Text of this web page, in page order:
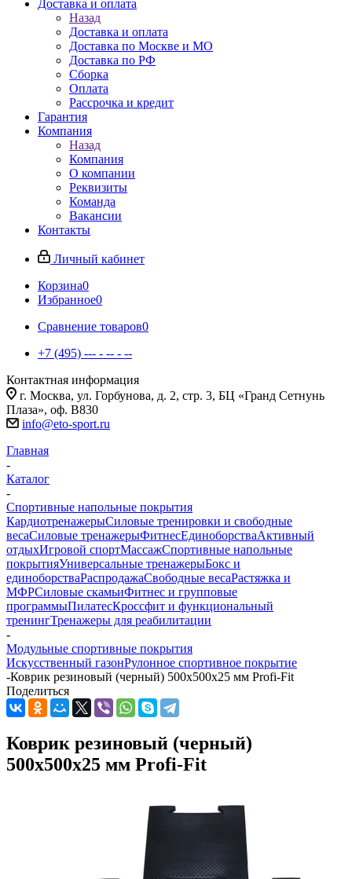
Доставка и оплата
Назад
Доставка и оплата
Доставка по Москве и МО
Доставка по РФ
Сборка
Оплата
Рассрочка и кредит
Гарантия
Компания
Назад
Компания
О компании
Реквизиты
Команда
Вакансии
Контакты
Личный кабинет
Корзина0
Избранное0
Сравнение товаров0
+7 (495) --- - -- - --
Контактная информация
г. Москва, ул. Горбунова, д. 2, стр. 3, БЦ «Гранд Сетнунь
Плаза», оф. В830
info@eto-sport.ru
Главная
-
Каталог
-
Спортивные напольные покрытия
КардиотренажерыСиловые тренировки и свободные
весаСиловые тренажерыФитнесЕдиноборстваАктивный
отдыхИгровой спортМассажСпортивные напольные
покрытияУниверсальные тренажерыБокс и
единоборстваРаспродажаСвободные весаРастяжка и
МФРСиловые скамьиФитнес и групповые
программыПилатесКроссфит и функциональный
тренингТренажеры для реабилитации
-
Модульные спортивные покрытия
Искусственный газонРулонное спортивное покрытие
-Коврик резиновый (черный) 500x500x25 мм Profi-Fit
Поделиться
Коврик резиновый (черный)
500x500x25 мм Profi-Fit